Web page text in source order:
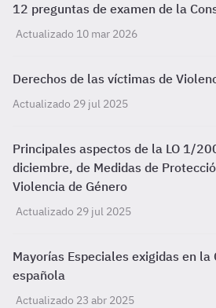
12 preguntas de examen de la
Actualizado 10 mar 2026
Derechos de las víctimas de
Actualizado 29 jul 2025
Principales aspectos de la LO 1/
diciembre, de Medidas de
Violencia de Género
Actualizado 29 jul 2025
Mayorías Especiales exigidas en la
española
Actualizado 23 abr 2025